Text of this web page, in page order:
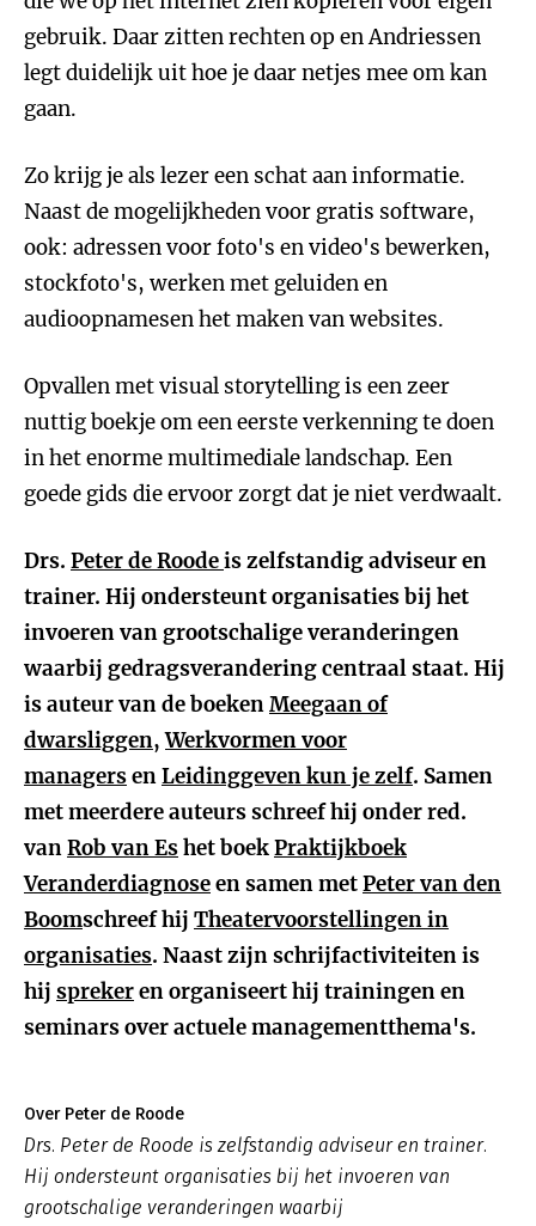
gebruik. Daar zitten rechten op en Andriessen
legt duidelijk uit hoe je daar netjes mee om kan
gaan.
Zo krijg je als lezer een schat aan informatie.
Naast de mogelijkheden voor gratis software,
ook: adressen voor foto's en video's bewerken,
stockfoto's, werken met geluiden en
audioopnamesen het maken van websites.
Opvallen met visual storytelling is een zeer
nuttig boekje om een eerste verkenning te doen
in het enorme multimediale landschap. Een
goede gids die ervoor zorgt dat je niet verdwaalt.
Drs. Peter de Roodeis zelfstandig adviseur en
trainer. Hij ondersteunt organisaties bij het
invoeren van grootschalige veranderingen
waarbij gedragsverandering centraal staat. Hij
is auteur van de boekenMeegaan of
dwarsliggen,Werkvormen voor
managersenLeidinggeven kun je zelf. Samen
met meerdere auteurs schreef hij onder red.
vanRob van Eshet boekPraktijkboek
Veranderdiagnoseen samen metPeter van den
Boomschreef hij Theatervoorstellingen in
organisaties. Naast zijn schrijfactiviteiten is
hij sprekeren organiseert hij trainingen en
seminars over actuele managementthema's.
Over Peter de Roode
Drs. Peter de Roode is zelfstandig adviseur en trainer.
Hij ondersteunt organisaties bij het invoeren van
grootschalige veranderingen waarbij